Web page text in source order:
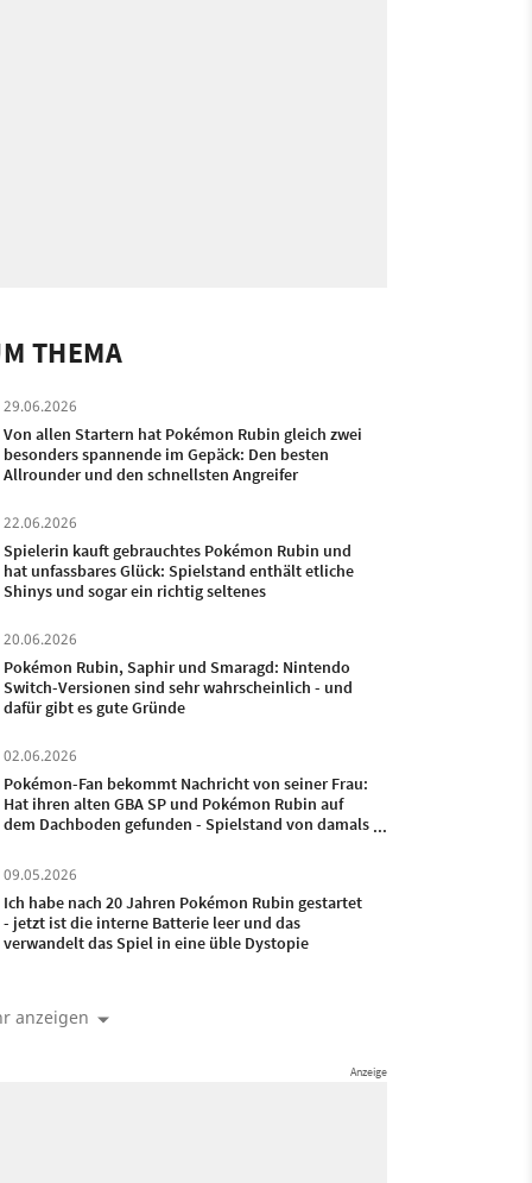
THEMA
29.06.2026
Von allen Startern hat Pokémon Rubin gleich zwei
besonders spannende im Gepäck: Den besten
Allrounder und den schnellsten Angreifer
22.06.2026
Spielerin kauft gebrauchtes Pokémon Rubin und
hat unfassbares Glück: Spielstand enthält etliche
Shinys und sogar ein richtig seltenes
20.06.2026
Pokémon Rubin, Saphir und Smaragd: Nintendo
Switch-Versionen sind sehr wahrscheinlich - und
dafür gibt es gute Gründe
02.06.2026
Pokémon-Fan bekommt Nachricht von seiner Frau:
Hat ihren alten GBA SP und Pokémon Rubin auf
dem Dachboden gefunden - Spielstand von damals
09.05.2026
Ich habe nach 20 Jahren Pokémon Rubin gestartet
- jetzt ist die interne Batterie leer und das
verwandelt das Spiel in eine üble Dystopie
anzeigen